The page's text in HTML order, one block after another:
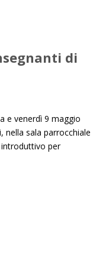
di
e venerdì 9 maggio
nella sala parrocchiale
per